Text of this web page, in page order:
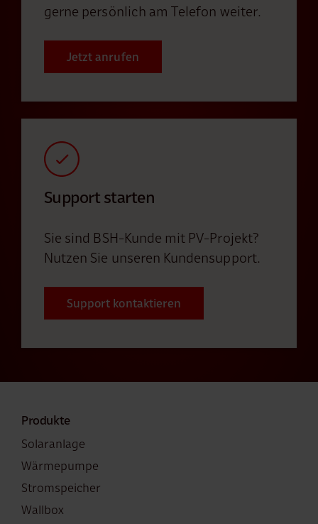
gerne persönlich am Telefon weiter.
Jetzt anrufen
Support starten
Sie sind BSH-Kunde mit PV-Projekt?
Nutzen Sie unseren Kundensupport.
Support kontaktieren
Produkte
Solaranlage
Wärmepumpe
Stromspeicher
Wallbox